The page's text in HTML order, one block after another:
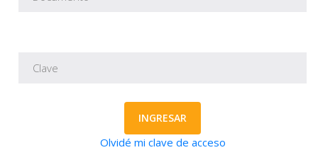
INGRESAR
Olvidé mi clave de acceso